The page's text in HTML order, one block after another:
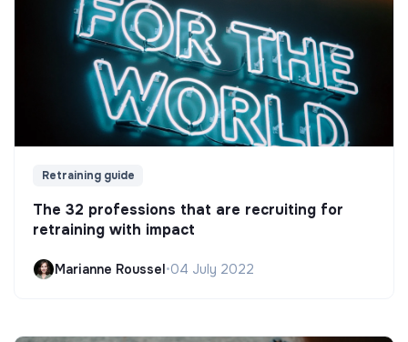
Retraining guide
The 32 professions that are recruiting for
retraining with impact
Marianne Roussel•04 July 2022